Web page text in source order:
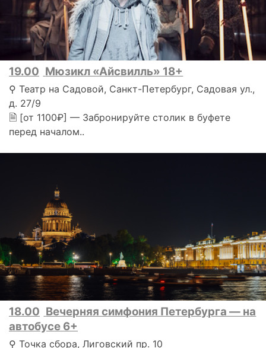
19.00 Мюзикл «Айсвилль» 18+
⚲ Театр на Садовой, Санкт-Петербург, Садовая ул.,
д. 27/9
🗎 [от 1100₽] — Забронируйте столик в буфете
перед началом..
18.00 Вечерняя симфония Петербурга — на
автобусе 6+
⚲ Точка сбора, Лиговский пр. 10